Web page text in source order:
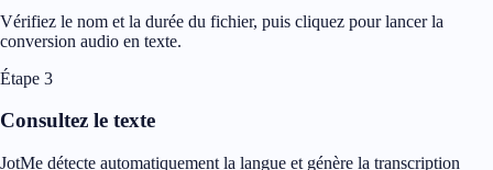
Vérifiez le nom et la durée du fichier, puis cliquez pour lancer la
conversion audio en texte.
Étape 3
Consultez le texte
JotMe détecte automatiquement la langue et génère la transcription